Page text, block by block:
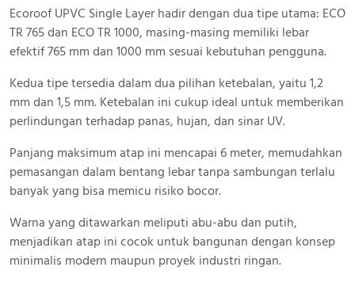
Ecoroof UPVC Single Layer hadir dengan dua tipe utama: ECO
TR 765 dan ECO TR 1000, masing-masing memiliki lebar
efektif 765 mm dan 1000 mm sesuai kebutuhan pengguna.
Kedua tipe tersedia dalam dua pilihan ketebalan, yaitu 1,2
mm dan 1,5 mm. Ketebalan ini cukup ideal untuk memberikan
perlindungan terhadap panas, hujan, dan sinar UV.
Panjang maksimum atap ini mencapai 6 meter, memudahkan
pemasangan dalam bentang lebar tanpa sambungan terlalu
banyak yang bisa memicu risiko bocor.
Warna yang ditawarkan meliputi abu-abu dan putih,
menjadikan atap ini cocok untuk bangunan dengan konsep
minimalis modern maupun proyek industri ringan.